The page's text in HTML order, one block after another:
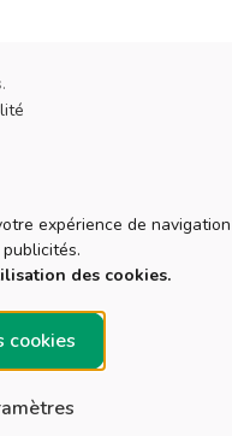
expérience de navigation
des cookies.
cookies